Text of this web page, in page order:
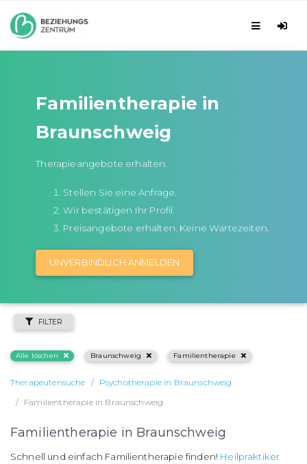
Familientherapie in
Braunschweig
Therapieangebote erhalten.
Stellen Sie eine Anfrage.
Wir bestätigen Ihr Profil.
Preisangebote erhalten. Keine Wartezeiten.
UNVERBINDLICH ANMELDEN
FILTER
Alle löschen Braunschweig Familientherapie
Therapeutensuche
Psychotherapie in Braunschweig
Familientherapie in Braunschweig
Familientherapie in Braunschweig
Schnell und einfach Familientherapie finden! Heilpraktiker